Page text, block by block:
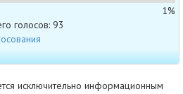
1%
голосов: 93
исключительно информационным